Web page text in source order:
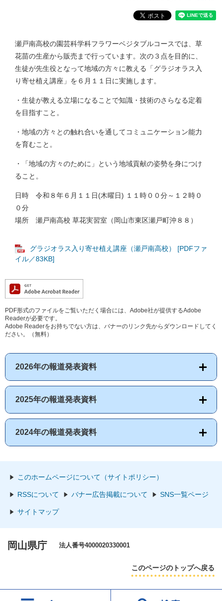
瀬戸南高校の園芸科学科フラワーベジタブルコースでは、草
花苗の生産から販売まで行っています。次の３点を目的に、
生徒が先生役となって地域の方々に教える「グラジオラス入
り寄せ植え講座」を６月１１日に実施します。
・生徒が教える立場になることで知識・技術のさらなる定着
を目指すこと。
・地域の方々との触れ合いを通してコミュニケーション能力
を育むこと。
・「地域の方々のために」という地域貢献の姿勢を身につけ
ること。
日時 令和８年６月１１日(木曜日) １１時００分～１２時０
０分
場所 瀬戸南高校 草花実習室（岡山市東区瀬戸町沖８８）
グラジオラス入り寄せ植え講座（瀬戸南高校） [PDFファ
イル／83KB]
PDF形式のファイルをご覧いただく場合には、Adobe社が提供するAdobe
Readerが必要です。
Adobe Readerをお持ちでない方は、バナーのリンク先からダウンロードしてく
ださい。（無料）
2026年の報道発表資料
2025年の報道発表資料
2024年の報道発表資料
このホームページについて（サイトポリシー）
RSSについて バナー広告掲載について SNS一覧ページ
サイトマップ
岡山県庁 法人番号4000020330001
このページのトップへ戻る